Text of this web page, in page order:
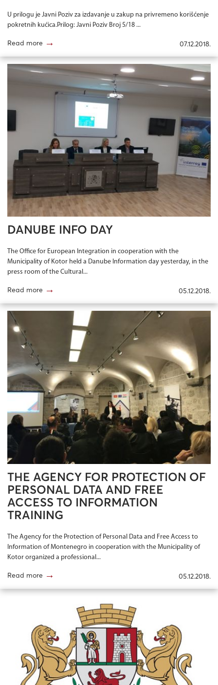
U prilogu je Javni Poziv za izdavanje u zakup na privremeno korišćenje
pokretnih kućica.Prilog: Javni Poziv Broj 5/18 ...
Read more → 07.12.2018.
DANUBE INFO DAY
The Office for European Integration in cooperation with the
Municipality of Kotor held a Danube Information day yesterday, in the
press room of the Cultural...
Read more → 05.12.2018.
THE AGENCY FOR PROTECTION OF
PERSONAL DATA AND FREE
ACCESS TO INFORMATION
TRAINING
The Agency for the Protection of Personal Data and Free Access to
Information of Montenegro in cooperation with the Municipality of
Kotor organized a professional...
Read more → 05.12.2018.